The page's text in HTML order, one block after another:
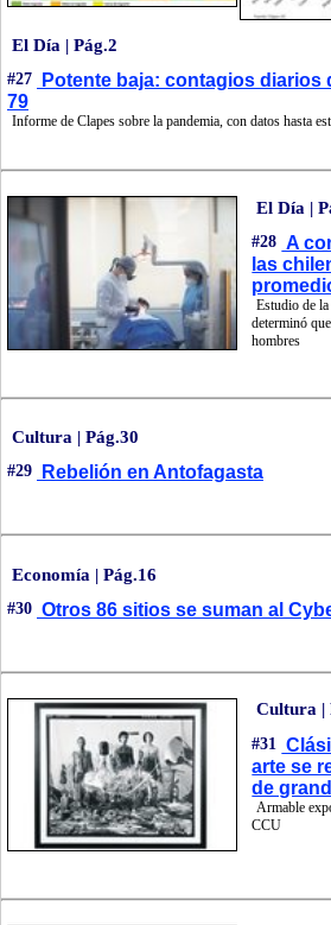
El Día | Pág.2
#27
Potente baja: contagios diarios
79
Informe de Clapes sobre la pandemia, con datos hasta
El Día |
#28 A
las
Estudio de
determinó
hombres
Cultura | Pág.30
#29 Rebelión en Antofagasta
Economía | Pág.16
#30 Otros 86 sitios se suman al
Cultura |
#31
arte se
de
Armable
CCU